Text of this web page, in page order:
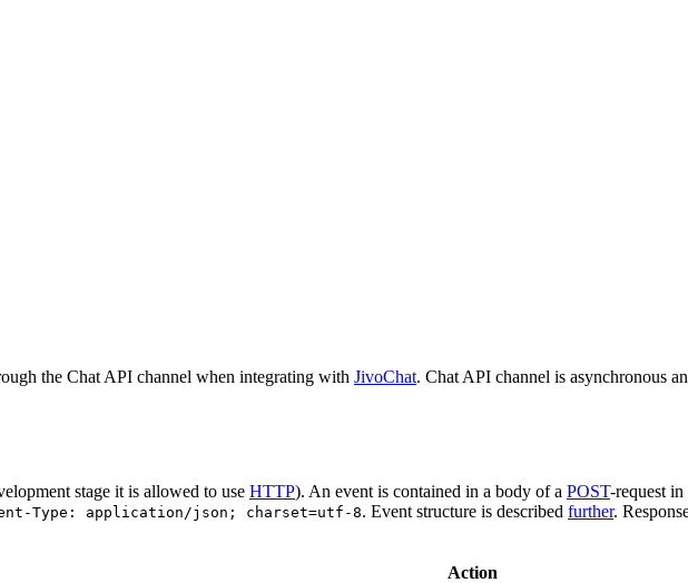
the Chat API channel when integrating with JivoChat. Chat API channel is asynchronous
stage it is allowed to use HTTP). An event is contained in a body of a POST-request in
Type: application/json; charset=utf-8. Event structure is described further.
Action